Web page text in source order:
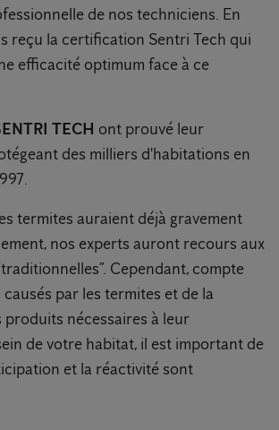
de nos techniciens. En
reçu la certification Sentri Tech qui
efficacité optimum face à ce
TECH ont prouvé leur
des milliers d'habitations en
termites auraient déjà gravement
nos experts auront recours aux
Cependant, compte
par les termites et de la
produits nécessaires à leur
de votre habitat, il est important de
et la réactivité sont